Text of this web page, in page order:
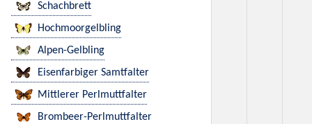
Schachbrett
Hochmoorgelbling
Alpen-Gelbling
Eisenfarbiger Samtfalter
Mittlerer Perlmuttfalter
Brombeer-Perlmuttfalter